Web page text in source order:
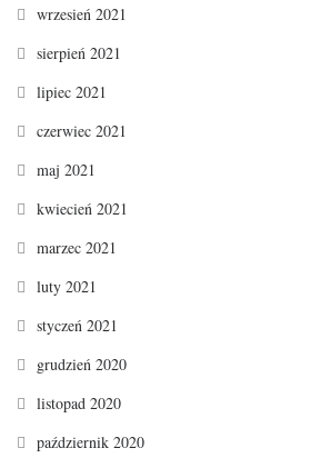
wrzesień 2021
sierpień 2021
lipiec 2021
czerwiec 2021
maj 2021
kwiecień 2021
marzec 2021
luty 2021
styczeń 2021
grudzień 2020
listopad 2020
październik 2020